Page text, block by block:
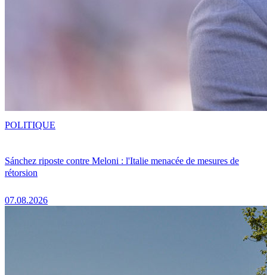
Sánchez riposte contre Meloni : l'Italie menacée de mesures de
rétorsion
07.08.2026
POLITIQUE